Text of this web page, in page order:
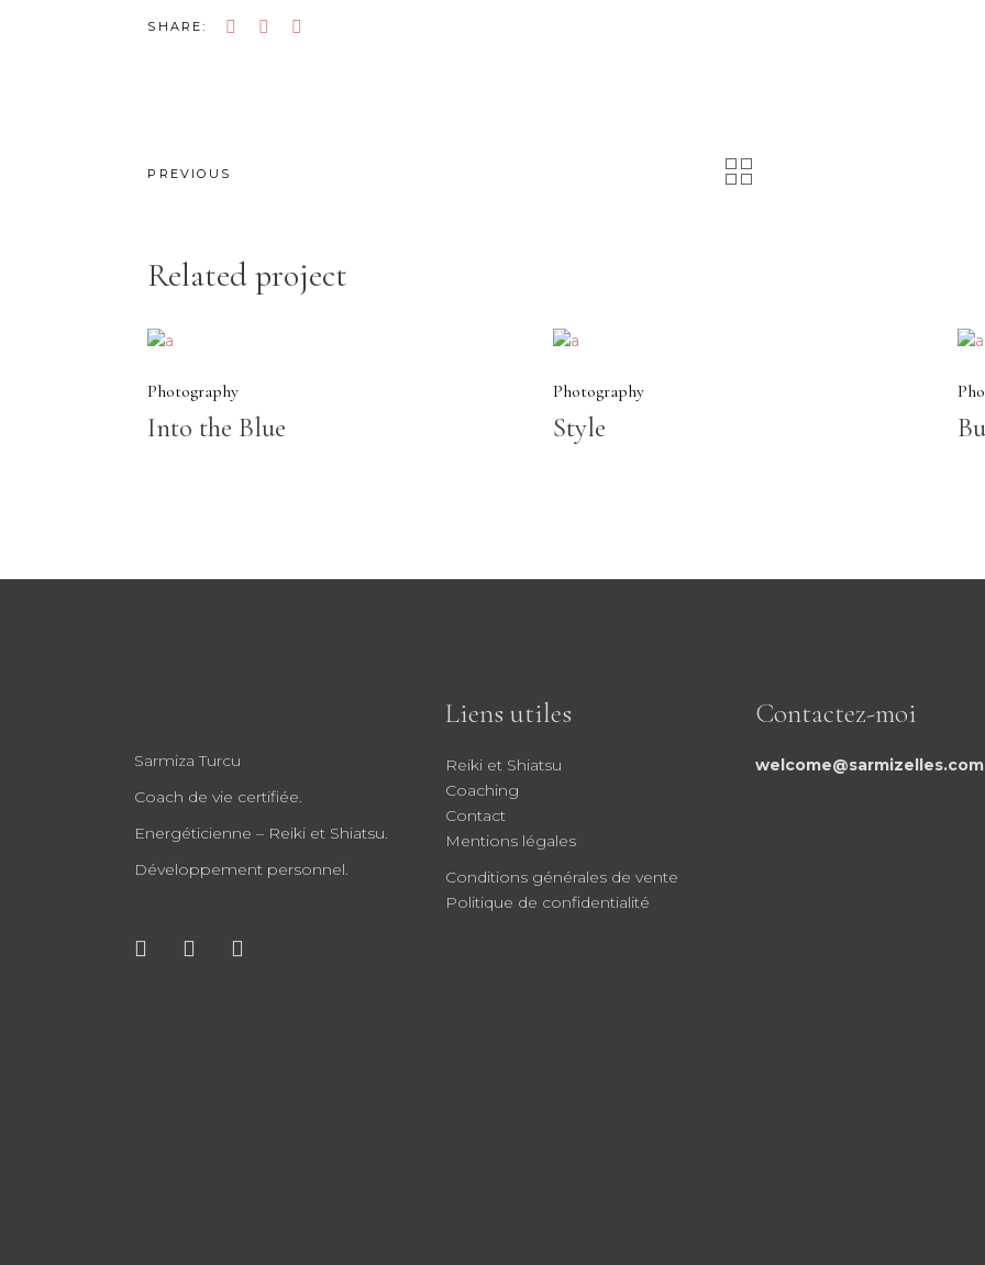
SHARE:
PREVIOUS
Related project
Photography
Into the Blue
Photography
Style
Sarmiza Turcu
Coach de vie certifiée.
Energéticienne – Reiki et Shiatsu.
Développement personnel.
Liens utiles
Reiki et Shiatsu
Coaching
Contact
Mentions légales
Conditions générales de vente
Politique de confidentialité
Contactez-moi
welcome@sarmizelles.com